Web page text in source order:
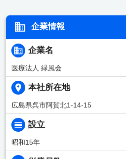
企業情報
企業名
医療法人 緑風会
本社所在地
広島県呉市阿賀北1-14-15
設立
昭和15年